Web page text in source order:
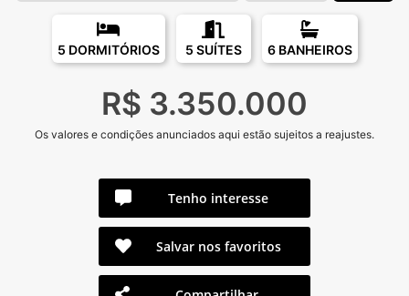
5 DORMITÓRIOS 5 SUÍTES 6 BANHEIROS
R$ 3.350.000
Os valores e condições anunciados aqui estão sujeitos a reajustes.
Tenho interesse
Salvar nos favoritos